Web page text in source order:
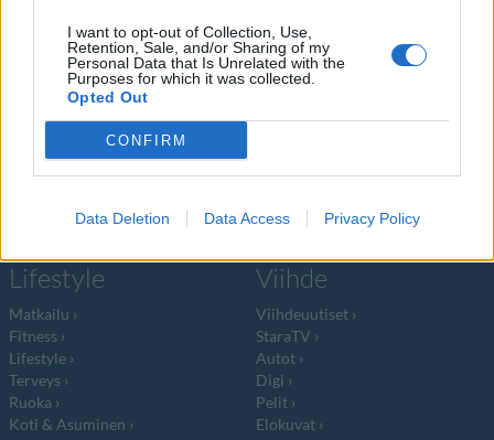
I want to opt-out of Collection, Use,
Retention, Sale, and/or Sharing of my
Personal Data that Is Unrelated with the
Purposes for which it was collected.
Opted Out
CONFIRM
Data Deletion Data Access Privacy Policy
Tietoa meistä
Tietosuojalauseke
Yhteistyössä
Kesä!
Lifestyle
Matkailu
Fitness
Lifestyle
Terveys
Ruoka
Koti & Asuminen
Viihde
Viihdeuutiset
StaraTV
Autot
Digi
Pelit
Elokuvat